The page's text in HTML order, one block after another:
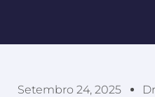
Setembro 24, 2025